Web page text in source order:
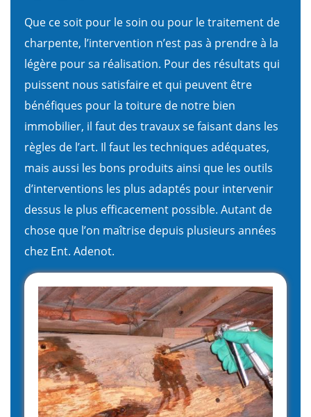
Que ce soit pour le soin ou pour le traitement de
charpente, l’intervention n’est pas à prendre à la
légère pour sa réalisation. Pour des résultats qui
puissent nous satisfaire et qui peuvent être
bénéfiques pour la toiture de notre bien
immobilier, il faut des travaux se faisant dans les
règles de l’art. Il faut les techniques adéquates,
mais aussi les bons produits ainsi que les outils
d’interventions les plus adaptés pour intervenir
dessus le plus efficacement possible. Autant de
chose que l’on maîtrise depuis plusieurs années
chez Ent. Adenot.